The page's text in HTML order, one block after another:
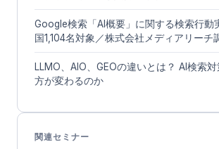
Google検索「AI概要」に関する検索行動
国1,104名対象／株式会社メディアリーチ
LLMO、AIO、GEOの違いとは？ AI検索
方が変わるのか
関連セミナー